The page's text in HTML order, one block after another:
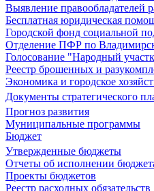
Выявление правообладателей
Бесплатная юридическая
Городской фонд социальной
Отделение ПФР по
Голосование "Народный
Реестр брошенных и
Экономика и городское
Документы стратегического
Прогноз развития
Муниципальные программы
Бюджет
Утвержденные бюджеты
Отчеты об исполнении
Проекты бюджетов
Реестр расходных обязательств